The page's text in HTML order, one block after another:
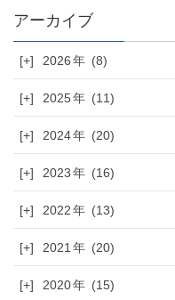
[+] 2026 (8)
[+] 2025 (11)
[+] 2024 (20)
[+] 2023 (16)
[+] 2022 (13)
[+] 2021 (20)
[+] 2020 (15)